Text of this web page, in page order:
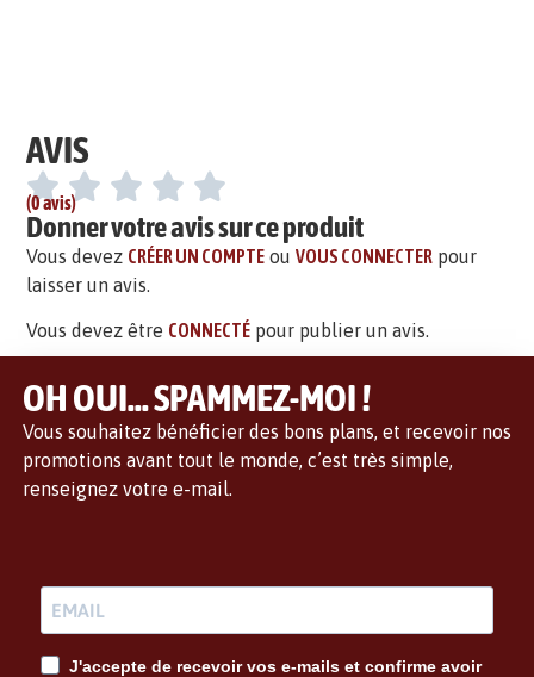
AVIS
(0 avis)
Donner votre avis sur ce produit
Vous devez CRÉER UN COMPTE ouVOUS CONNECTER pour
laisser un avis.
Vous devez être CONNECTÉ pour publier un avis.
OH OUI... SPAMMEZ-MOI !
Vous souhaitez bénéficier des bons plans, et recevoir nos
promotions avant tout le monde, c’est très simple,
renseignez votre e-mail.
J'accepte de recevoir vos e-mails et confirme avoir